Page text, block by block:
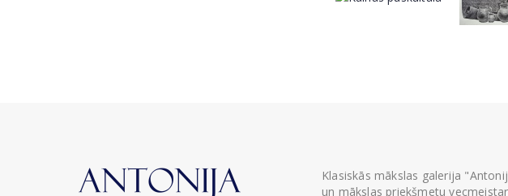
Klasiskās mākslas galerija
un mākslas priekšmetu